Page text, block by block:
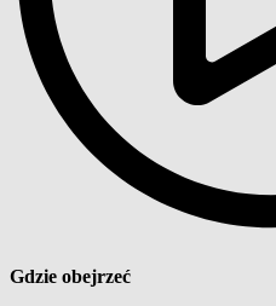
Gdzie obejrzeć